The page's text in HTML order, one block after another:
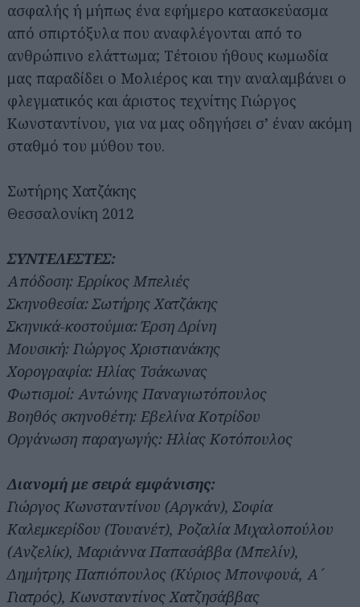
ασφαλής ή μήπως ένα εφήμερο κατασκεύασμα
από σπιρτόξυλα που αναφλέγονται από το
ανθρώπινο ελάττωμα; Τέτοιου ήθους κωμωδία
μας παραδίδει ο Μολιέρος και την αναλαμβάνει ο
φλεγματικός και άριστος τεχνίτης Γιώργος
Κωνσταντίνου, για να μας οδηγήσει σ’ έναν ακόμη
σταθμό του μύθου του.
Σωτήρης Χατζάκης
Θεσσαλονίκη 2012
ΣΥΝΤΕΛΕΣΤΕΣ:
Απόδοση: Ερρίκος Μπελιές
Σκηνοθεσία: Σωτήρης Χατζάκης
Σκηνικά-κοστούμια: Έρση Δρίνη
Μουσική: Γιώργος Χριστιανάκης
Χορογραφία: Ηλίας Τσάκωνας
Φωτισμοί: Αντώνης Παναγιωτόπουλος
Βοηθός σκηνοθέτη: Εβελίνα Κοτρίδου
Οργάνωση παραγωγής: Ηλίας Κοτόπουλος
Διανομή με σειρά εμφάνισης:
Γιώργος Κωνσταντίνου (Aργκάν), Σοφία
Καλεμκερίδου (Τουανέτ), Ροζαλία Μιχαλοπούλου
(Ανζελίκ), Μαριάννα Παπασάββα (Μπελίν),
Δημήτρης Παπιόπουλος (Κύριος Μπονφουά, Α´
Γιατρός), Κωνσταντίνος Χατζησάββας